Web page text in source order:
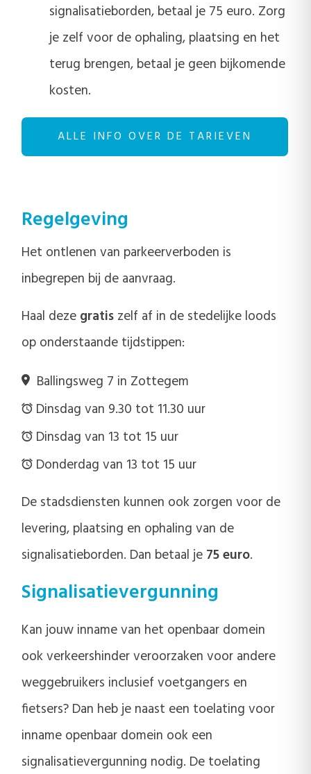
signalisatieborden, betaal je 75 euro. Zorg
je zelf voor de ophaling, plaatsing en het
terug brengen, betaal je geen bijkomende
kosten.
ALLE INFO OVER DE TARIEVEN
Regelgeving
Het ontlenen van parkeerverboden is
inbegrepen bij de aanvraag.
Haal deze gratis zelf af in de stedelijke loods
op onderstaande tijdstippen:
Ballingsweg 7 in Zottegem
Dinsdag van 9.30 tot 11.30 uur
Dinsdag van 13 tot 15 uur
Donderdag van 13 tot 15 uur
De stadsdiensten kunnen ook zorgen voor de
levering, plaatsing en ophaling van de
signalisatieborden. Dan betaal je 75 euro.
Signalisatievergunning
Kan jouw inname van het openbaar domein
ook verkeershinder veroorzaken voor andere
weggebruikers inclusief voetgangers en
fietsers? Dan heb je naast een toelating voor
inname openbaar domein ook een
signalisatievergunning nodig. De toelating